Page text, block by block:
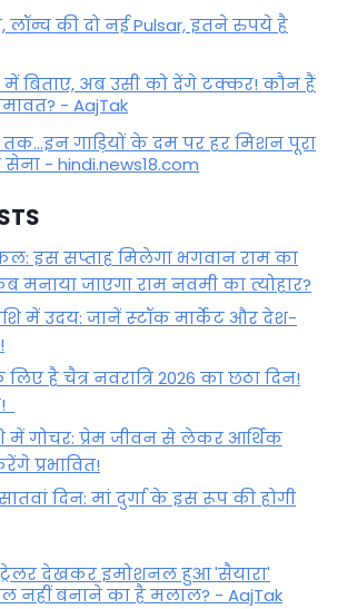
लॉन्च की दो नई Pulsar, इतने रुपये है
में बिताए, अब उसी को देंगे टक्कर! कौन हैं
- AajTak
तक...इन गाड़ियों के दम पर हर मिशन पूरा
- hindi.news18.com
इस सप्ताह मिलेगा भगवान राम का
मनाया जाएगा राम नवमी का त्योहार?
में उदय: जानें स्‍टॉक मार्केट और देश-
है चैत्र नवरात्रि 2026 का छठा दिन!
में गोचर: प्रेम जीवन से लेकर आर्थिक
प्रभावित!
सातवां दिन: मां दुर्गा के इस रूप की होगी
देखकर इमोशनल हुआ 'सैयारा'
नहीं बनाने का है मलाल? - AajTak